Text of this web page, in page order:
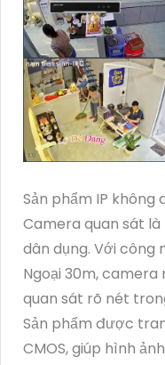
Sản phẩm IP không
Camera quan sát
dân dụng. Với công
Ngoại 30m, camera
quan sát rõ nét
Sản phẩm được
CMOS, giúp hình